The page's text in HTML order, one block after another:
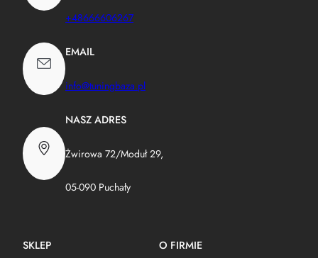
+48666606267
EMAIL
info@tuningbaza.pl
NASZ ADRES
Żwirowa 72/Moduł 29,
05-090 Puchały
SKLEP O FIRMIE